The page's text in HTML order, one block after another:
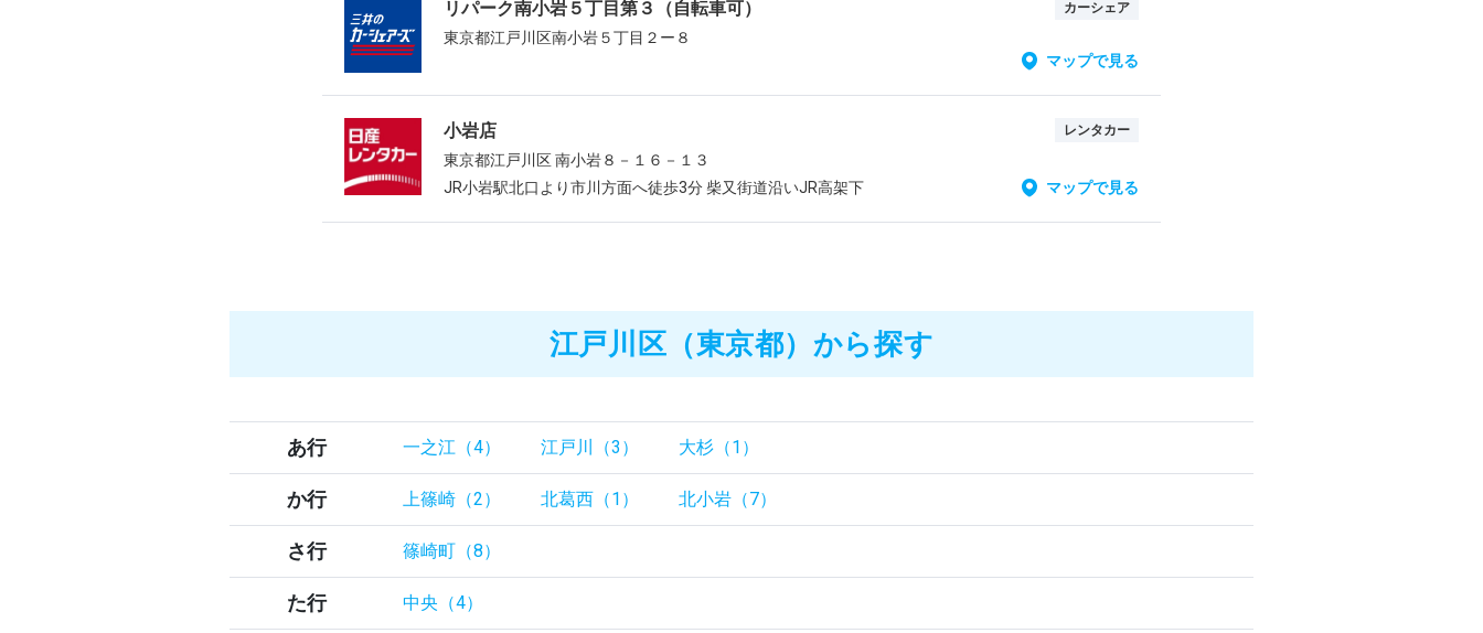
リパーク南小岩５丁目第３（自転車可） カーシェア
東京都江戸川区南小岩５丁目２ー８
マップで見る
小岩店 レンタカー
東京都江戸川区 南小岩８－１６－１３
JR小岩駅北口より市川方面へ徒歩3分 柴又街道沿いJR高架下
マップで見る
江戸川区（東京都）から探す
あ行 一之江（4） 江戸川（3） 大杉（1）
か行 上篠崎（2） 北葛西（1） 北小岩（7）
さ行 篠崎町（8）
た行 中央（4）